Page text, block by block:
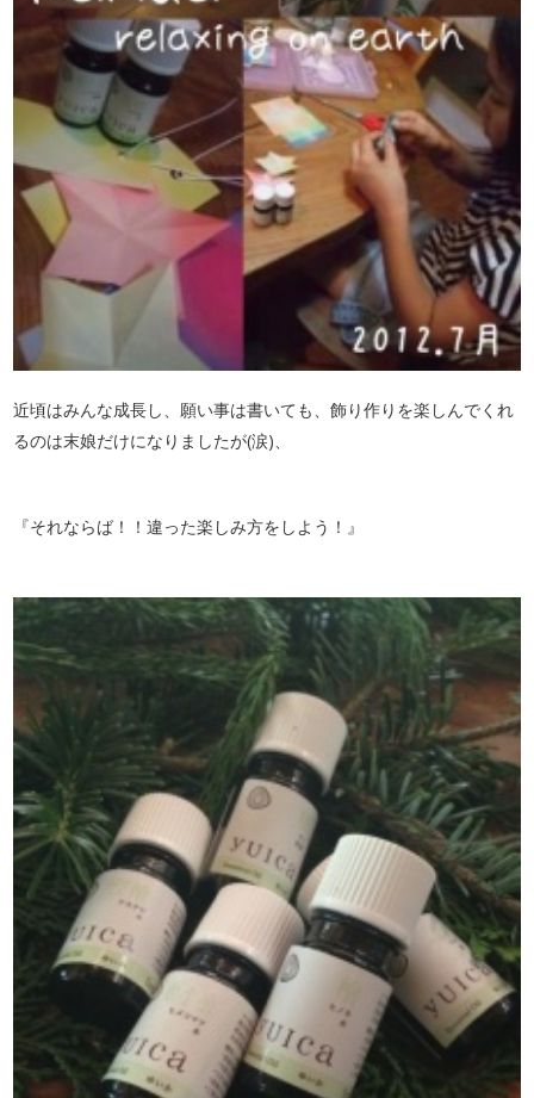
近頃はみんな成長し、願い事は書いても、飾り作りを楽しんでくれ
るのは末娘だけになりましたが(涙)、
『それならば！！違った楽しみ方をしよう！』